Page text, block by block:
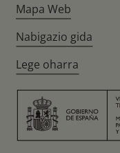
Mapa Web
Nabigazio gida
Lege oharra